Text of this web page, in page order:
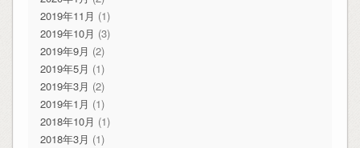
2019年11月 (1)
2019年10月 (3)
2019年9月 (2)
2019年5月 (1)
2019年3月 (2)
2019年1月 (1)
2018年10月 (1)
2018年3月 (1)